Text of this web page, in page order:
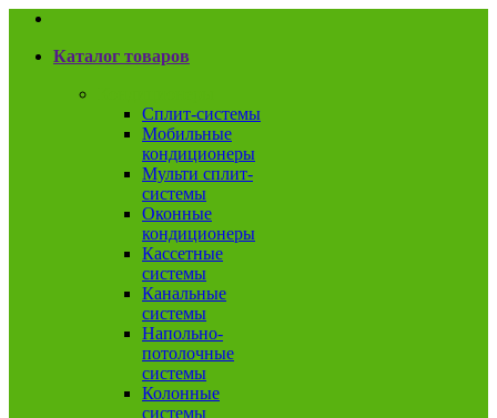
Каталог товаров
Сплит-системы
Мобильные
кондиционеры
Мульти сплит-
системы
Оконные
кондиционеры
Кассетные
системы
Канальные
системы
Напольно-
потолочные
системы
Колонные
системы